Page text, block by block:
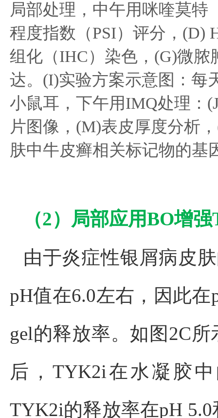
局部处理，中午用咪喹莫特
程度指数（PSI）评分，(D)
组化（IHC）染色，(G)微
达。(I)实验方案示意图：每
小鼠耳，下午用IMQ处理：
片图像，(M)表皮厚度分析
肤中牛皮癣相关标记物的基
（2） 局部应用BO增
由于炎症性银屑病皮
pH值在6.0左右，因此
gel的释放率。如图2C
后，TYK2i在水凝胶
TYK2i的释放率在pH 5.0